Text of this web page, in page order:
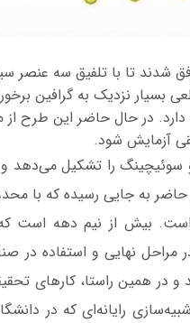
شدند تا با تلفیق سه عنصر
نزدیک به گرافین
دارد. در حال حاضر این طرح از
را تشکیل می‌دهد
حاضر به جایی رسیده که با
است. بیش از نیم دهه است
نهایی و استفاده در
همین راستا، کارهای
رایانه‌ای که در